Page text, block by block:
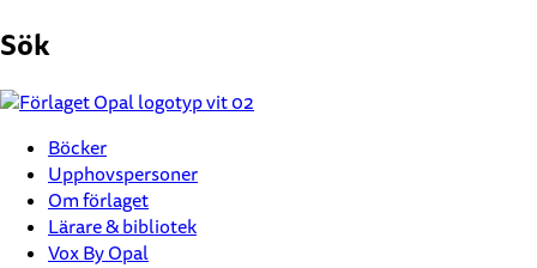
till
Sök
Böcker
Upphovspersoner
Om förlaget
Lärare & bibliotek
Vox By Opal